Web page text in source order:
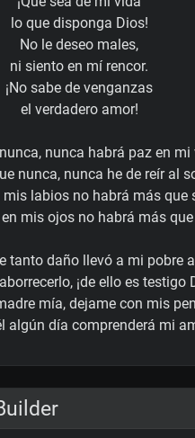
lo que disponga Dios!
No le deseo males,
ni siento en mí rencor.
¡No sabe de venganzas
el verdadero amor!
nunca habrá paz en mi
nunca, nunca he de reír al
mis labios no habrá más que
mis ojos no habrá más
tanto daño llevó a mi pobre
¡de ello es testigo
mía, dejame con mis
algún día comprenderá mi